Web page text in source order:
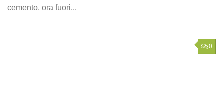
cemento, ora fuori...
0